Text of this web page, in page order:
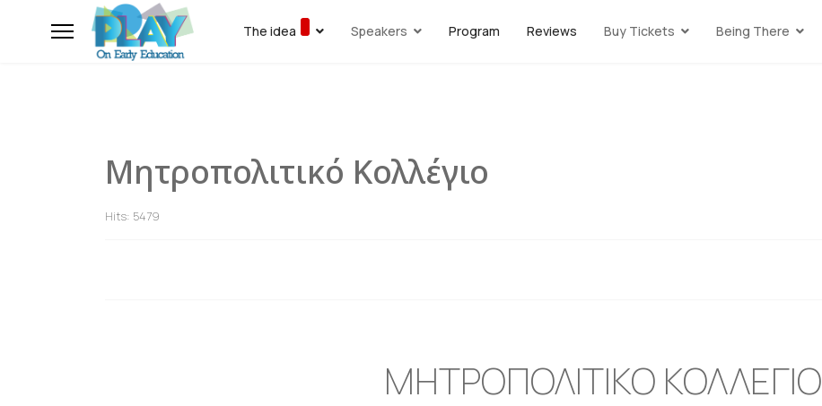
The idea Speakers Program Reviews Buy Tickets Being There
Μητροπολιτικό Κολλέγιο
Hits: 5479
ΜΗΤΡΟΠΟΛΙΤΙΚΟ ΚΟΛΛΕΓΙΟ